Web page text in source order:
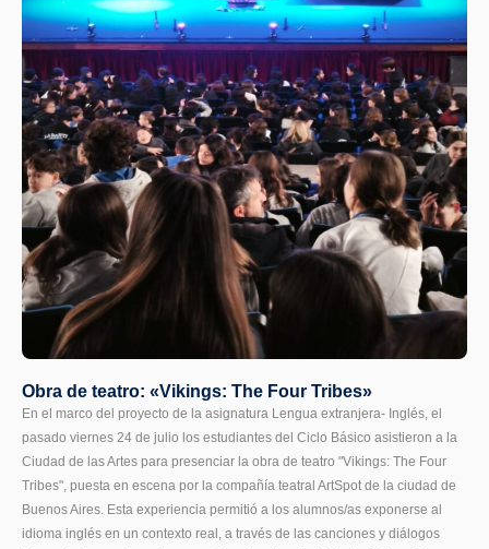
Obra de teatro: «Vikings: The Four Tribes»
En el marco del proyecto de la asignatura Lengua extranjera- Inglés, el
pasado viernes 24 de julio los estudiantes del Ciclo Básico asistieron a la
Ciudad de las Artes para presenciar la obra de teatro "Vikings: The Four
Tribes", puesta en escena por la compañía teatral ArtSpot de la ciudad de
Buenos Aires. Esta experiencia permitió a los alumnos/as exponerse al
idioma inglés en un contexto real, a través de las canciones y diálogos